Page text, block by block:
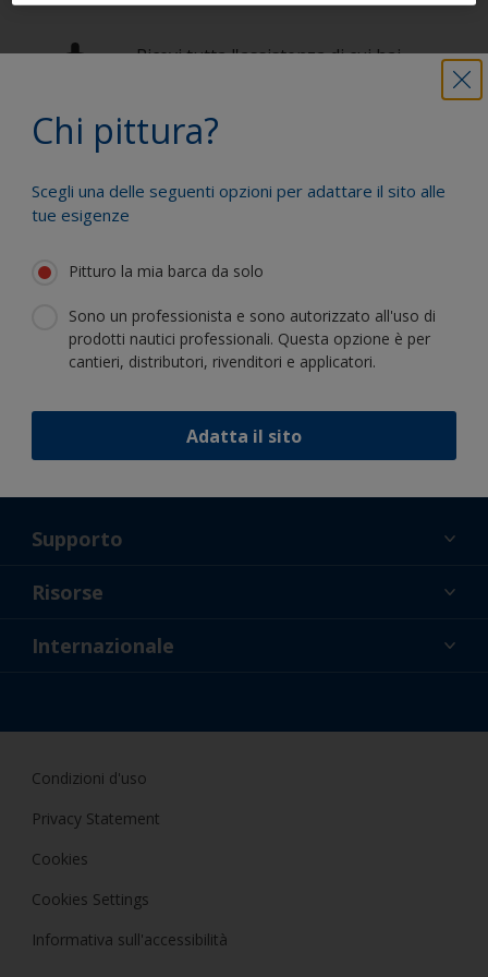
Chi pittura?
Scegli una delle seguenti opzioni per adattare il sito alle
tue esigenze
Pitturo la mia barca da solo
Sono un professionista e sono autorizzato all'uso di
prodotti nautici professionali. Questa opzione è per
cantieri, distributori, rivenditori e applicatori.
Adatta il sito
Ricevi tutta l'assistenza di cui hai
Trai vantaggio dalla nostra continua
innovazione e competenza scientifica
Segui International:
Supporto
Chi Siamo
Risorse
Novità
Internazionale
Condizioni d'uso
Privacy Statement
Cookies
Cookies Settings
Informativa sull'accessibilità